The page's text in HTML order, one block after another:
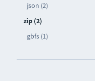
json (2)
zip (2)
gbfs (1)